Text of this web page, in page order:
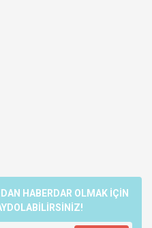
HABERDAR OLMAK İÇİN